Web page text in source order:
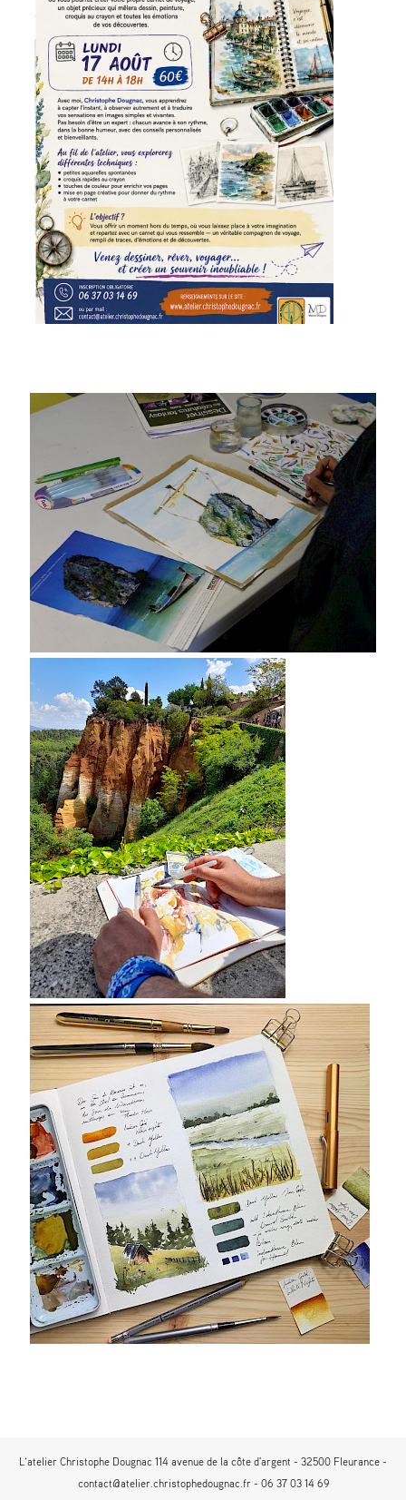
L’atelier Christophe Dougnac 114 avenue de la côte d'argent - 32500 Fleurance -
contact@atelier.christophedougnac.fr - 06 37 03 14 69